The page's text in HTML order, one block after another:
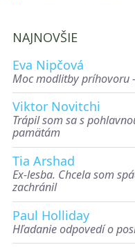
NAJNOVŠIE
Eva Nipčová
Moc modlitby príhovoru
Viktor Novitchi
Trápil som sa s
pamätám
Tia Arshad
Ex-lesba. Chcela som
zachránil
Paul Holliday
Hľadanie odpovedí o